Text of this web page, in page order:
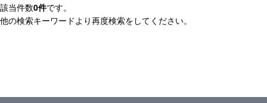
該当件数0件です。
他の検索キーワードより再度検索をしてください。